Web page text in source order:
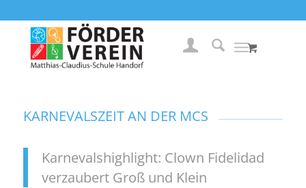
KARNEVALSZEIT AN DER MCS
Karnevalshighlight: Clown Fidelidad
verzaubert Groß und Klein